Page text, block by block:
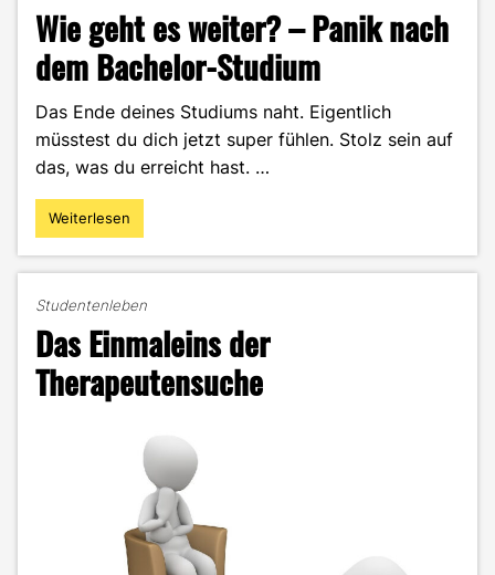
Wie geht es weiter? – Panik nach
dem Bachelor-Studium
Das Ende deines Studiums naht. Eigentlich
müsstest du dich jetzt super fühlen. Stolz sein auf
das, was du erreicht hast. …
"Wie
geht
–
Panik
nach
dem
Bachelor-
Weiterlesen
Studentenleben
Das Einmaleins der
Therapeutensuche